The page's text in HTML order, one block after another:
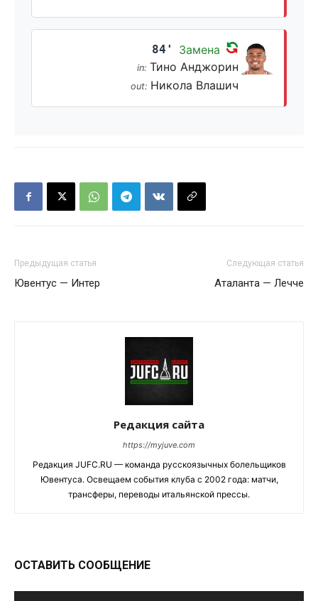
84' Замена
in: Тино Анджорин
out: Никола Влашич
Предыдущая статья
Ювентус — Интер
Следующая статья
Аталанта — Лечче
Редакция сайта
https://myjuve.com
Редакция JUFC.RU — команда русскоязычных болельщиков
Ювентуса. Освещаем события клуба с 2002 года: матчи,
трансферы, переводы итальянской прессы.
ОСТАВИТЬ СООБЩЕНИЕ